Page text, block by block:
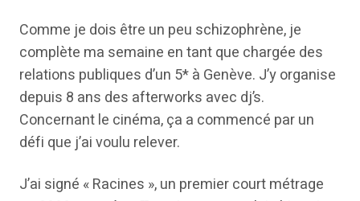
Comme je dois être un peu schizophrène, je
complète ma semaine en tant que chargée des
relations publiques d’un 5* à Genève. J’y organise
depuis 8 ans des afterworks avec dj’s.
Concernant le cinéma, ça a commencé par un
défi que j’ai voulu relever.
J’ai signé « Racines », un premier court métrage